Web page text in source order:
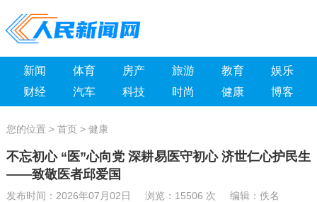
新闻 体育 房产 旅游 教育
娱乐
财经
汽车 科技 时尚 健康 博客
您的位置 > 首页> 健康
不忘初心 “医”心向党 深耕易医守初心 济世仁心护民生
——致敬医者邱爱国
发布时间：2026年07月02日 浏览： 15506 次 编辑：佚名